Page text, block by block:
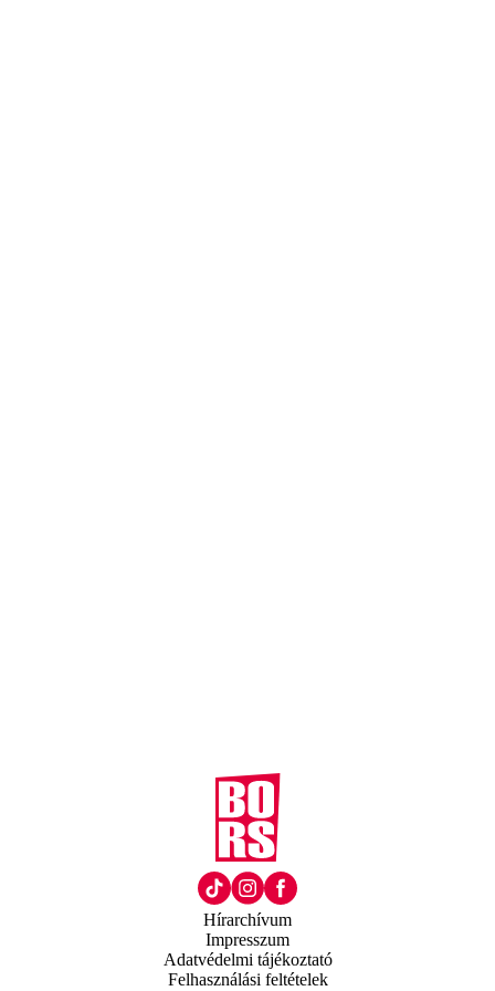
Hírarchívum
Impresszum
Adatvédelmi tájékoztató
Felhasználási feltételek